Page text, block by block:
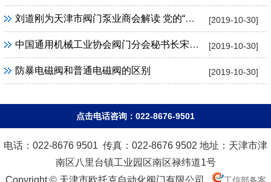
[2019-10-30]
刘道刚为天津市阀门泵业商会解读 党的“十九大”精神
[2019-10-30]
中国通用机械工业协会阀门分会秘书长宋银立一行到天津市阀门泵业商会调研
[2019-10-30]
防暴电磁阀和普通电磁阀的区别
点击电话咨询：022-8676-9501
电话：022-8676 9501 传真：022-8676 9502 地址：天津市津
南区八里台镇工业园区南区禄纬道1号